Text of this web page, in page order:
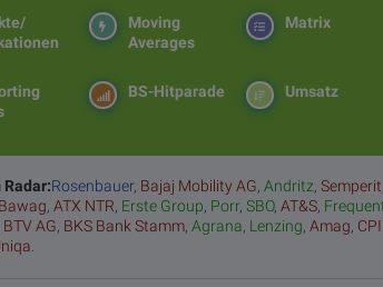
Matrix
Moving
Averages
Umsatz
BS-Hitparade
Rosenbauer, Bajaj Mobility AG,Andritz,Semperit
Bawag,ATX NTR, Erste Group, Porr,SBO,AT&S,
BTV AG, BKS Bank Stamm,Agrana, Lenzing,Amag,